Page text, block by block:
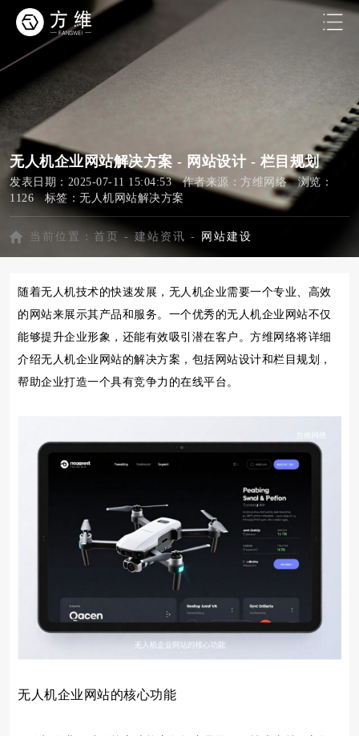
无人机企业网站解决方案 - 网站设计 - 栏目规划
发表日期：2025-07-11 15:04:53 作者来源：方维网络 浏览：
1126 标签： 无人机网站解决方案
当前位置： 首页 - 建站资讯 - 网站建设
随着无人机技术的快速发展，无人机企业需要一个专业、高效
的网站来展示其产品和服务。一个优秀的无人机企业网站不仅
能够提升企业形象，还能有效吸引潜在客户。方维网络将详细
介绍无人机企业网站的解决方案，包括网站设计和栏目规划，
帮助企业打造一个具有竞争力的在线平台。
无人机企业网站的核心功能